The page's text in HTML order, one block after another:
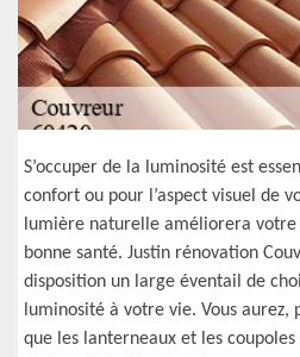
S’occuper de la luminosité est
confort ou pour l’aspect visuel de
lumière naturelle améliorera
bonne santé. Justin rénovation
disposition un large éventail de
luminosité à votre vie. Vous aurez,
que les lanterneaux et les